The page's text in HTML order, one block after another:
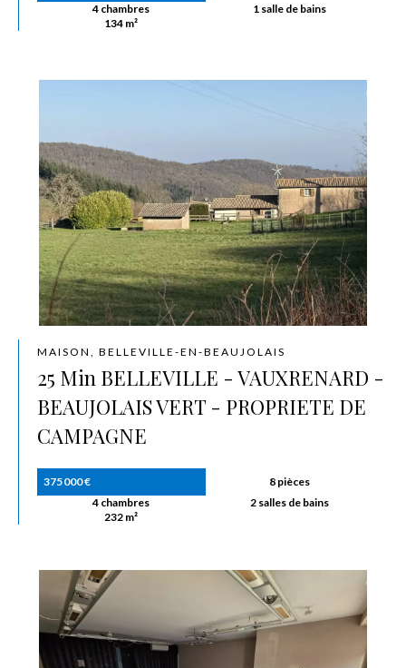
4 chambres
1 salle de bains
134 m²
MAISON, BELLEVILLE-EN-BEAUJOLAIS
25 Min BELLEVILLE - VAUXRENARD -
BEAUJOLAIS VERT - PROPRIETE DE
CAMPAGNE
375 000 €
8 pièces
4 chambres
2 salles de bains
232 m²